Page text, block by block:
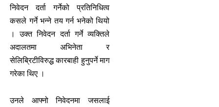
निवेदन दर्ता गर्नेको प्रतिनिधित्व
कसले गर्ने भन्ने तय गर्न भनेको थियो
। उक्त निवेदन दर्ता गर्ने व्यक्तिले
अदालतमा अभिनेता र
सेलिब्रिटीविरुद्ध कारबाही हुनुपर्ने माग
गरेका थिए ।
उनले आफ्नो निवेदनमा जसलाई